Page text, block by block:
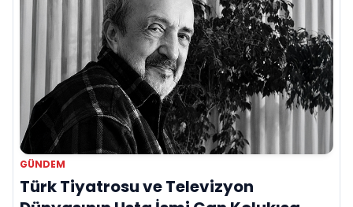
GÜNDEM
Türk Tiyatrosu ve Televizyon